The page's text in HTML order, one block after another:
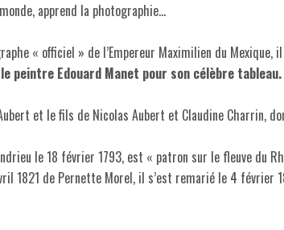
apprend la photographie…
« officiel » de l’Empereur Maximilien du
le peintre Edouard Manet pour son célèbre tableau.
et le fils de Nicolas Aubert et Claudine Charrin,
le 18 février 1793, est « patron sur le fleuve du
1821 de Pernette Morel, il s’est remarié le 4 février